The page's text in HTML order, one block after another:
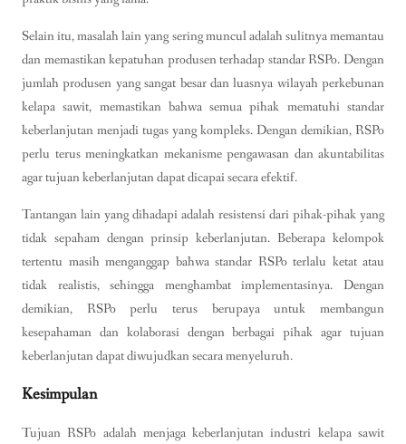
Selain itu, masalah lain yang sering muncul adalah sulitnya memantau
dan memastikan kepatuhan produsen terhadap standar RSPo. Dengan
jumlah produsen yang sangat besar dan luasnya wilayah perkebunan
kelapa sawit, memastikan bahwa semua pihak mematuhi standar
keberlanjutan menjadi tugas yang kompleks. Dengan demikian, RSPo
perlu terus meningkatkan mekanisme pengawasan dan akuntabilitas
agar tujuan keberlanjutan dapat dicapai secara efektif.
Tantangan lain yang dihadapi adalah resistensi dari pihak-pihak yang
tidak sepaham dengan prinsip keberlanjutan. Beberapa kelompok
tertentu masih menganggap bahwa standar RSPo terlalu ketat atau
tidak realistis, sehingga menghambat implementasinya. Dengan
demikian, RSPo perlu terus berupaya untuk membangun
kesepahaman dan kolaborasi dengan berbagai pihak agar tujuan
keberlanjutan dapat diwujudkan secara menyeluruh.
Kesimpulan
Tujuan RSPo adalah menjaga keberlanjutan industri kelapa sawit